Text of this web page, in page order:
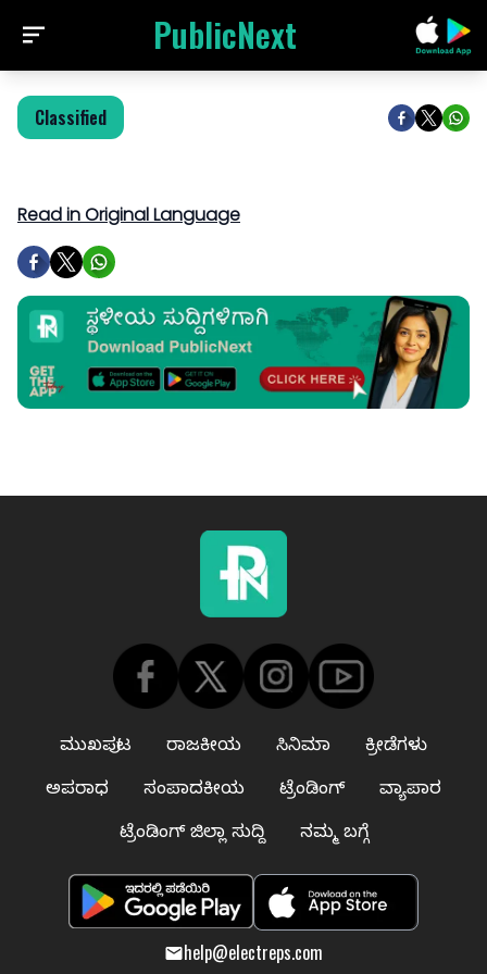
PublicNext
Classified
Read in Original Language
ಮುಖಪುಟ ರಾಜಕೀಯ ಸಿನಿಮಾ
ಕ್ರೀಡೆಗಳು
ಅಪರಾಧ
ಸಂಪಾದಕೀಯ ಟ್ರೆಂಡಿಂಗ್
ವ್ಯಾಪಾರ
ಟ್ರೆಂಡಿಂಗ್ ಜಿಲ್ಲಾ ಸುದ್ದಿ
ನಮ್ಮ ಬಗ್ಗೆ
help@electreps.com